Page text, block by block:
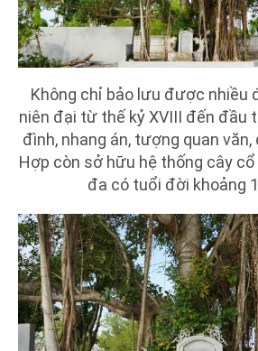
Không chỉ bảo lưu được nhiều
niên đại từ thế kỷ XVIII đến đầu
đình, nhang án, tượng quan văn,
Hợp còn sở hữu hệ thống cây
đa có tuổi đời khoảng